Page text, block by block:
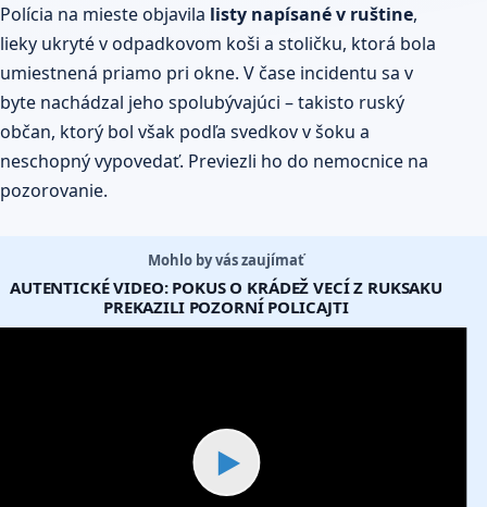
Polícia na mieste objavila listy napísané v ruštine,
lieky ukryté v odpadkovom koši a stoličku, ktorá bola
umiestnená priamo pri okne. V čase incidentu sa v
byte nachádzal jeho spolubývajúci – takisto ruský
občan, ktorý bol však podľa svedkov v šoku a
neschopný vypovedať. Previezli ho do nemocnice na
pozorovanie.
Mohlo by vás zaujímať
AUTENTICKÉ VIDEO: POKUS O KRÁDEŽ VECÍ Z RUKSAKU
PREKAZILI POZORNÍ POLICAJTI
▶